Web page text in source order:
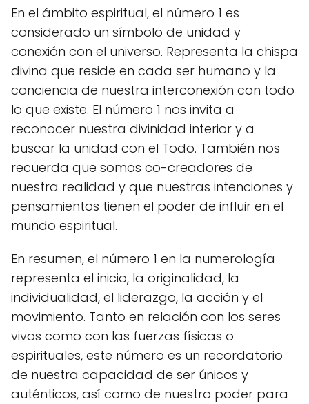
En el ámbito espiritual, el número 1 es
considerado un símbolo de unidad y
conexión con el universo. Representa la chispa
divina que reside en cada ser humano y la
conciencia de nuestra interconexión con todo
lo que existe. El número 1 nos invita a
reconocer nuestra divinidad interior y a
buscar la unidad con el Todo. También nos
recuerda que somos co-creadores de
nuestra realidad y que nuestras intenciones y
pensamientos tienen el poder de influir en el
mundo espiritual.
En resumen, el número 1 en la numerología
representa el inicio, la originalidad, la
individualidad, el liderazgo, la acción y el
movimiento. Tanto en relación con los seres
vivos como con las fuerzas físicas o
espirituales, este número es un recordatorio
de nuestra capacidad de ser únicos y
auténticos, así como de nuestro poder para